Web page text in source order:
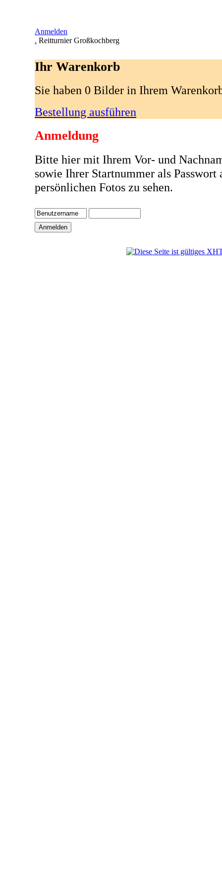
Anmelden
. Reitturnier Großkochberg
Ihr Warenkorb
Sie haben 0 Bilder in Ihrem
Bestellung ausführen
Anmeldung
Bitte hier mit Ihrem Vor- und
sowie Ihrer Startnummer als Passwort
persönlichen Fotos zu sehen.